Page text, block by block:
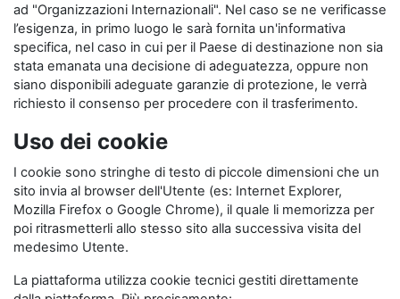
ad "Organizzazioni Internazionali". Nel caso se ne verificasse
l’esigenza, in primo luogo le sarà fornita un'informativa
specifica, nel caso in cui per il Paese di destinazione non sia
stata emanata una decisione di adeguatezza, oppure non
siano disponibili adeguate garanzie di protezione, le verrà
richiesto il consenso per procedere con il trasferimento.
Uso dei cookie
I cookie sono stringhe di testo di piccole dimensioni che un
sito invia al browser dell'Utente (es: Internet Explorer,
Mozilla Firefox o Google Chrome), il quale li memorizza per
poi ritrasmetterli allo stesso sito alla successiva visita del
medesimo Utente.
La piattaforma utilizza cookie tecnici gestiti direttamente